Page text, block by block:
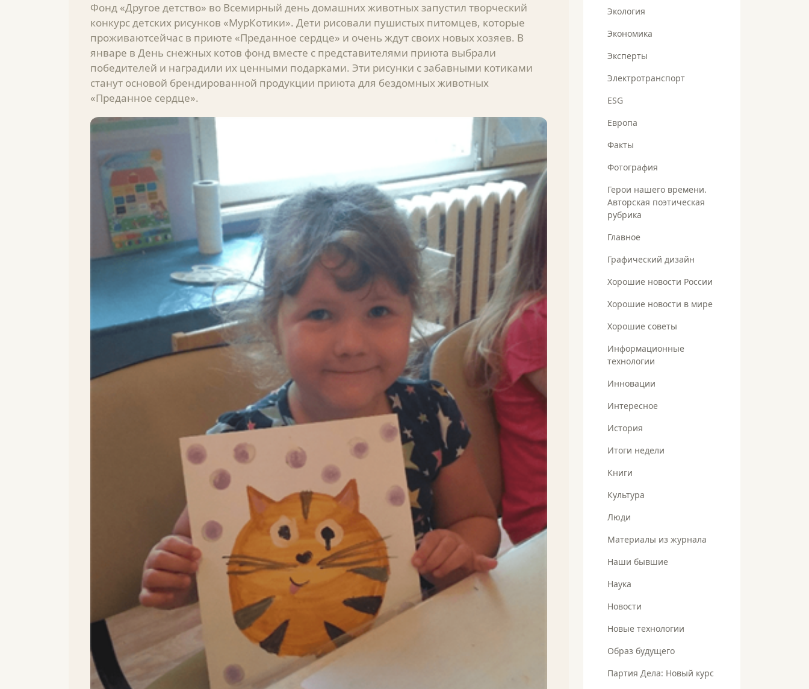
Фонд «Другое детство» во Всемирный день домашних животных запустил творческий
конкурс детских рисунков «МурКотики». Дети рисовали пушистых питомцев, которые
проживаютсейчас в приюте «Преданное сердце» и очень ждут своих новых хозяев. В
январе в День снежных котов фонд вместе с представителями приюта выбрали
победителей и наградили их ценными подарками. Эти рисунки с забавными котиками
станут основой брендированной продукции приюта для бездомных животных
«Преданное сердце».
Экология
Экономика
Эксперты
Электротранспорт
ESG
Европа
Факты
Фотография
Герои нашего времени.
Авторская поэтическая
рубрика
Главное
Графический дизайн
Хорошие новости России
Хорошие новости в мире
Хорошие советы
Информационные
технологии
Инновации
Интересное
История
Итоги недели
Книги
Культура
Люди
Материалы из журнала
Наши бывшие
Наука
Новости
Новые технологии
Образ будущего
Партия Дела: Новый курс